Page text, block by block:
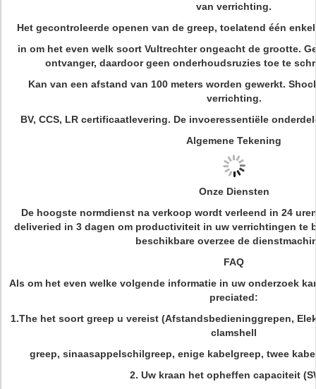
van verrichting.
Het gecontroleerde openen van de greep, toelatend één
in om het even welk soort Vultrechter ongeacht de grootte.
ontvanger, daardoor geen onderhoudsruzies toe te
Kan van een afstand van 100 meters worden gewerkt.
verrichting.
BV, CCS, LR certificaatlevering. De invoeressentiële
Algemene Tekening
Onze Diensten
De hoogste normdienst na verkoop wordt verleend in 24
deliveried in 3 dagen om productiviteit in uw verrichtingen te
beschikbare overzee de
FAQ
Als om het even welke volgende informatie in uw onderzoek
preciated:
1.The het soort greep u vereist (Afstandsbedieninggrepen,
clamshell
greep, sinaasappelschilgreep, enige kabelgreep, twee
2. Uw kraan het opheffen capaciteit